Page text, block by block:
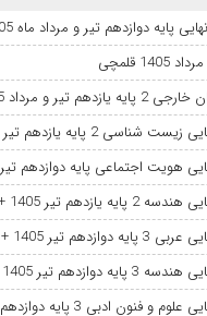
پایه دوازدهم تیر و مرداد ماه 1405
و مرداد 1405 + فایل صوتی
2 پایه یازدهم تیر 1405 + پاسخ
هویت اجتماعی پایه دوازدهم تیر 1405 + پاسخ
تیر 1405 + پاسخ
تیر 1405 + پاسخ
دوازدهم تیر 1405
ادبی 3 پایه دوازدهم تیر 1405